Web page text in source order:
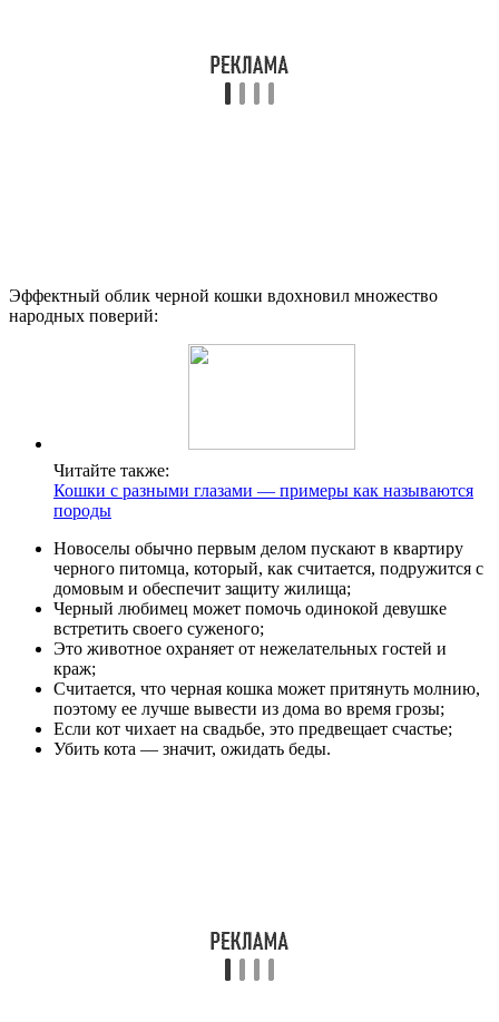
Эффектный облик черной кошки вдохновил множество
народных поверий:
Читайте также:
Кошки с разными глазами — примеры как называются
породы
Новоселы обычно первым делом пускают в квартиру
черного питомца, который, как считается, подружится с
домовым и обеспечит защиту жилища;
Черный любимец может помочь одинокой девушке
встретить своего суженого;
Это животное охраняет от нежелательных гостей и
краж;
Считается, что черная кошка может притянуть молнию,
поэтому ее лучше вывести из дома во время грозы;
Если кот чихает на свадьбе, это предвещает счастье;
Убить кота — значит, ожидать беды.